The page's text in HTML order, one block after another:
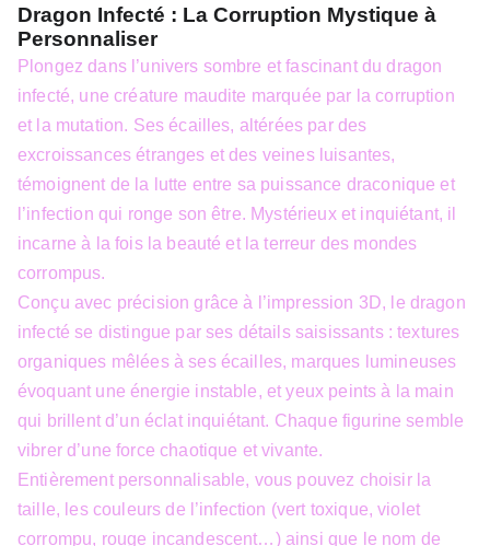
Dragon Infecté : La Corruption Mystique à
Personnaliser
Plongez dans l’univers sombre et fascinant du dragon
infecté, une créature maudite marquée par la corruption
et la mutation. Ses écailles, altérées par des
excroissances étranges et des veines luisantes,
témoignent de la lutte entre sa puissance draconique et
l’infection qui ronge son être. Mystérieux et inquiétant, il
incarne à la fois la beauté et la terreur des mondes
corrompus.
Conçu avec précision grâce à l’impression 3D, le dragon
infecté se distingue par ses détails saisissants : textures
organiques mêlées à ses écailles, marques lumineuses
évoquant une énergie instable, et yeux peints à la main
qui brillent d’un éclat inquiétant. Chaque figurine semble
vibrer d’une force chaotique et vivante.
Entièrement personnalisable, vous pouvez choisir la
taille, les couleurs de l’infection (vert toxique, violet
corrompu, rouge incandescent…) ainsi que le nom de